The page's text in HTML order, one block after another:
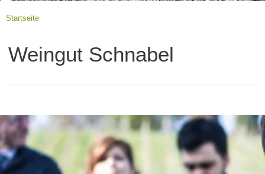
Startseite
Weingut Schnabel